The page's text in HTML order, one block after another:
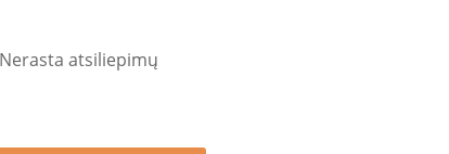
Nerasta atsiliepimų